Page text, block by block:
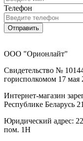
Телефон
Отправить
ООО "Орионлайт"
Свидетельство №
горисполкомом 17 мая
Интернет-магазин
Республике Беларусь
Юридический адрес:
пом. 1Н